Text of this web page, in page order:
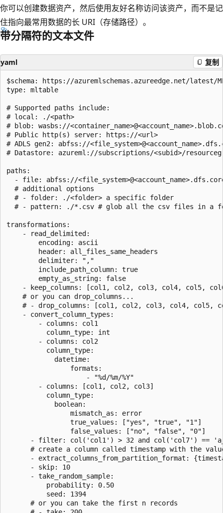
你可以创建数据资产，然后使用友好名称访问该资产，而不是记
住指向最常用数据的长 URI（存储路径）。
带分隔符的文本文件
yaml 复制
$schema: https://azuremlschemas.azureedge.net/latest/
type: mltable
# Supported paths include:
# local: ./<path>
# blob: wasbs://
# Public http(s) server: https://<url>
# ADLS gen2: abfss://
# Datastore: azureml://subscriptions/<subid>/
paths:
- file: abfss://
  # additional options
  # - folder: ./<folder> a specific folder
# - pattern: ./*.csv # glob all the csv files in a
transformations:
    - read_delimited:
        encoding: ascii
        header: all_files_same_headers
        delimiter: ","
        include_path_column: true
        empty_as_string: false
- keep_columns: [col1, col2, col3, col4, col5,
    # or you can drop_columns...
# - drop_columns: [col1, col2, col3, col4, col5,
    - convert_column_types:
        - columns: col1
          column_type: int
        - columns: col2
          column_type:
            datetime:
                formats:
                    - "%d/%m/%Y"
        - columns: [col1, col2, col3]
          column_type:
            boolean:
                mismatch_as: error
                true_values: ["yes", "true", "1"]
                false_values: ["no", "false", "0"]
- filter: col('col1') > 32 and col('col7') ==
# create a column called timestamp with the
- extract_columns_from_partition_format:
      - skip: 10
      - take_random_sample:
          probability: 0.50
          seed: 1394
      # or you can take the first n records